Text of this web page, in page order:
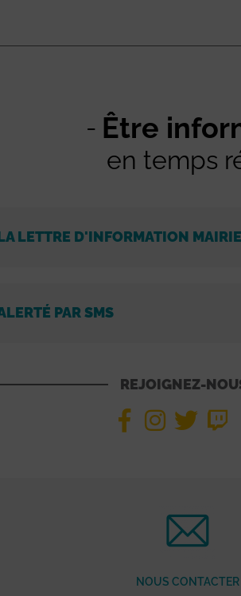
Être
en temps
LETTRE D'INFORMATION MAIRIE
PAR SMS
REJOIGNEZ-
NOUS CONTACTER